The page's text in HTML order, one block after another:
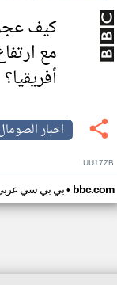
كيف
مع
أفريقيا؟
اخبار
UU17ZB
بي بي سي• bbc.com